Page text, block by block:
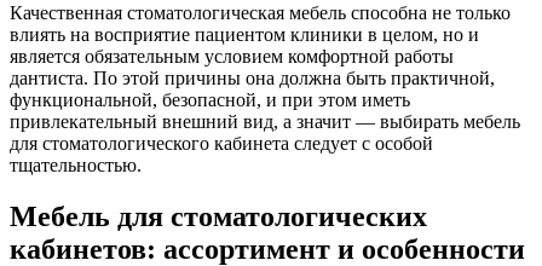
Качественная стоматологическая мебель способна не только
влиять на восприятие пациентом клиники в целом, но и
является обязательным условием комфортной работы
дантиста. По этой причины она должна быть практичной,
функциональной, безопасной, и при этом иметь
привлекательный внешний вид, а значит — выбирать мебель
для стоматологического кабинета следует с особой
тщательностью.
Мебель для стоматологических
кабинетов: ассортимент и особенности